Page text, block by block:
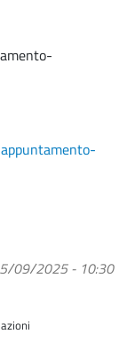
09/2025 - 10:30